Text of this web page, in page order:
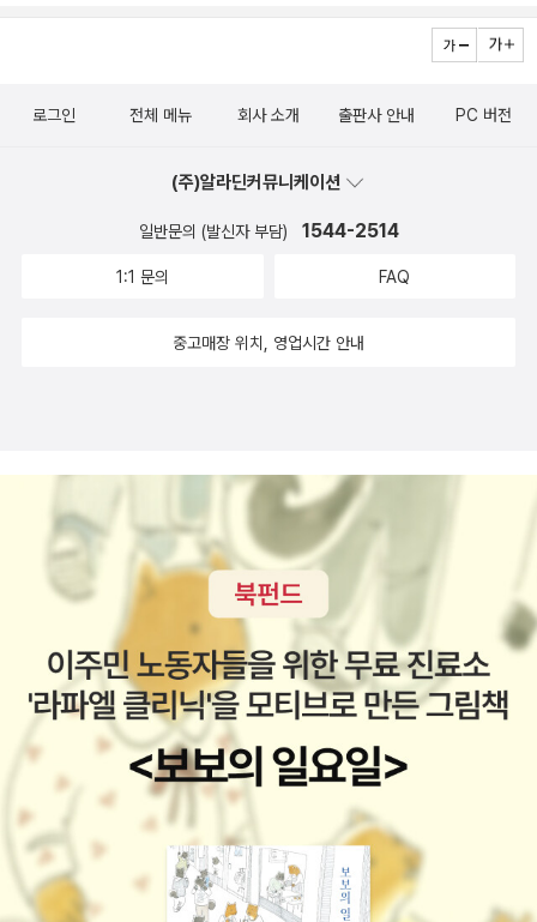
로그인 전체 메뉴 회사 소개 출판사 안내 PC 버전
(주)알라딘커뮤니케이션
일반문의 (발신자 부담) 1544-2514
1:1 문의 FAQ
중고매장 위치, 영업시간 안내